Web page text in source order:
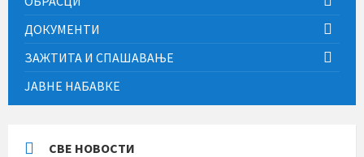
ДОКУМЕНТИ
ЗАЖТИТА И СПАШАВАЊЕ
ЈАВНЕ НАБАВКЕ
СВЕ НОВОСТИ